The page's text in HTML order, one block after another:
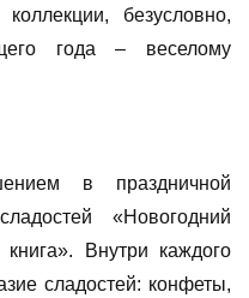
безусловно,
года – веселому
в праздничной
«Новогодний
Внутри каждого
сладостей: конфеты,